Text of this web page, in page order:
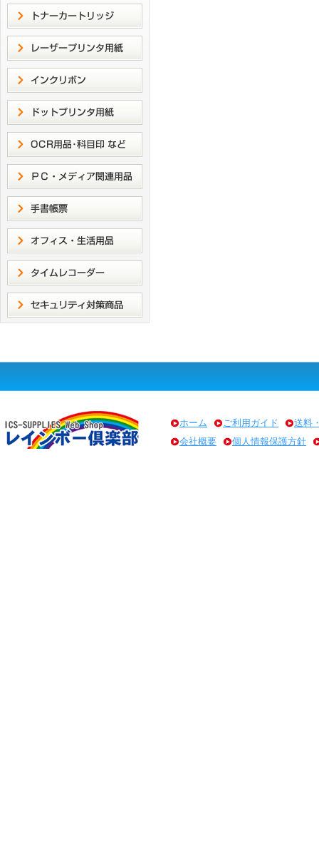
ホーム ご利用ガイド
送料
会社概要
個人情報保護方針